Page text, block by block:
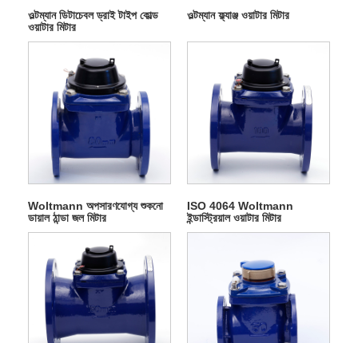
ওল্টম্যান ডিটাচেবল ড্রাই টাইপ কোল্ড
ওয়াটার মিটার
ওল্টম্যান ফ্ল্যাঞ্জ ওয়াটার মিটার
Woltmann অপসারণযোগ্য শুকনো
ডায়াল ঠান্ডা জল মিটার
ISO 4064 Woltmann
ইন্ডাস্ট্রিয়াল ওয়াটার মিটার